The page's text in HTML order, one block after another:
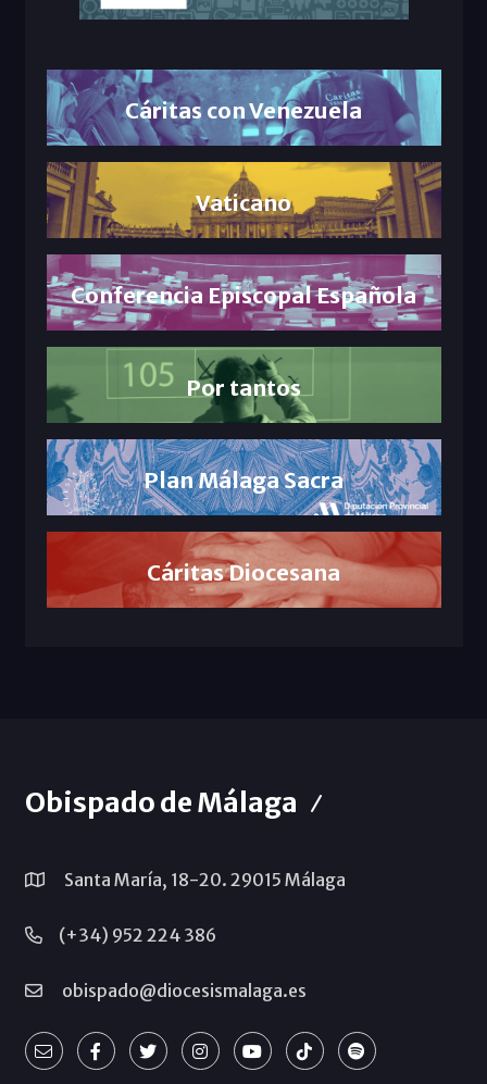
Cáritas con Venezuela
Vaticano
Conferencia Episcopal Española
Por tantos
Plan Málaga Sacra
Cáritas Diocesana
Obispado de Málaga
Santa María, 18-20. 29015 Málaga
(+34) 952 224 386
obispado@diocesismalaga.es